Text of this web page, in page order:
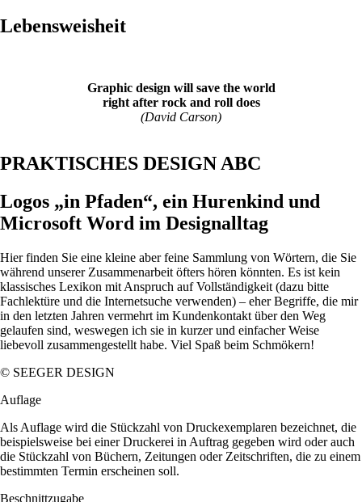
Lebensweisheit
Graphic design will save the world
right after rock and roll does
(David Carson)
PRAKTISCHES DESIGN ABC
Logos „in Pfaden“, ein Hurenkind und
Microsoft Word im Designalltag
Hier finden Sie eine kleine aber feine Sammlung von Wörtern, die Sie
während unserer Zusammenarbeit öfters hören könnten. Es ist kein
klassisches Lexikon mit Anspruch auf Vollständigkeit (dazu bitte
Fachlektüre und die Internetsuche verwenden) – eher Begriffe, die mir
in den letzten Jahren vermehrt im Kundenkontakt über den Weg
gelaufen sind, weswegen ich sie in kurzer und einfacher Weise
liebevoll zusammengestellt habe. Viel Spaß beim Schmökern!
© SEEGER DESIGN
Auflage
Als Auflage wird die Stückzahl von Druckexemplaren bezeichnet, die
beispielsweise bei einer Druckerei in Auftrag gegeben wird oder auch
die Stückzahl von Büchern, Zeitungen oder Zeitschriften, die zu einem
bestimmten Termin erscheinen soll.
Beschnittzugabe